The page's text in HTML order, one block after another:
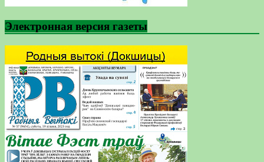
Электронная версия газеты